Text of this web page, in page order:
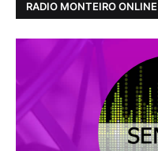
RADIO MONTEIRO ONLINE